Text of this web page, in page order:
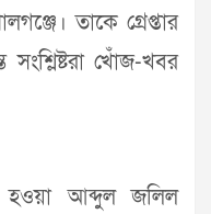
তাকে গ্রেপ্তার
খোঁজ-খবর
হওয়া আব্দুল জলিল